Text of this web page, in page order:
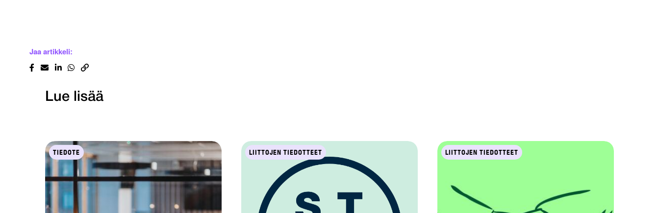
Jaa artikkeli:
Lue lisää
TIEDOTE LIITTOJEN TIEDOTTEET LIITTOJEN TIEDOTTEET